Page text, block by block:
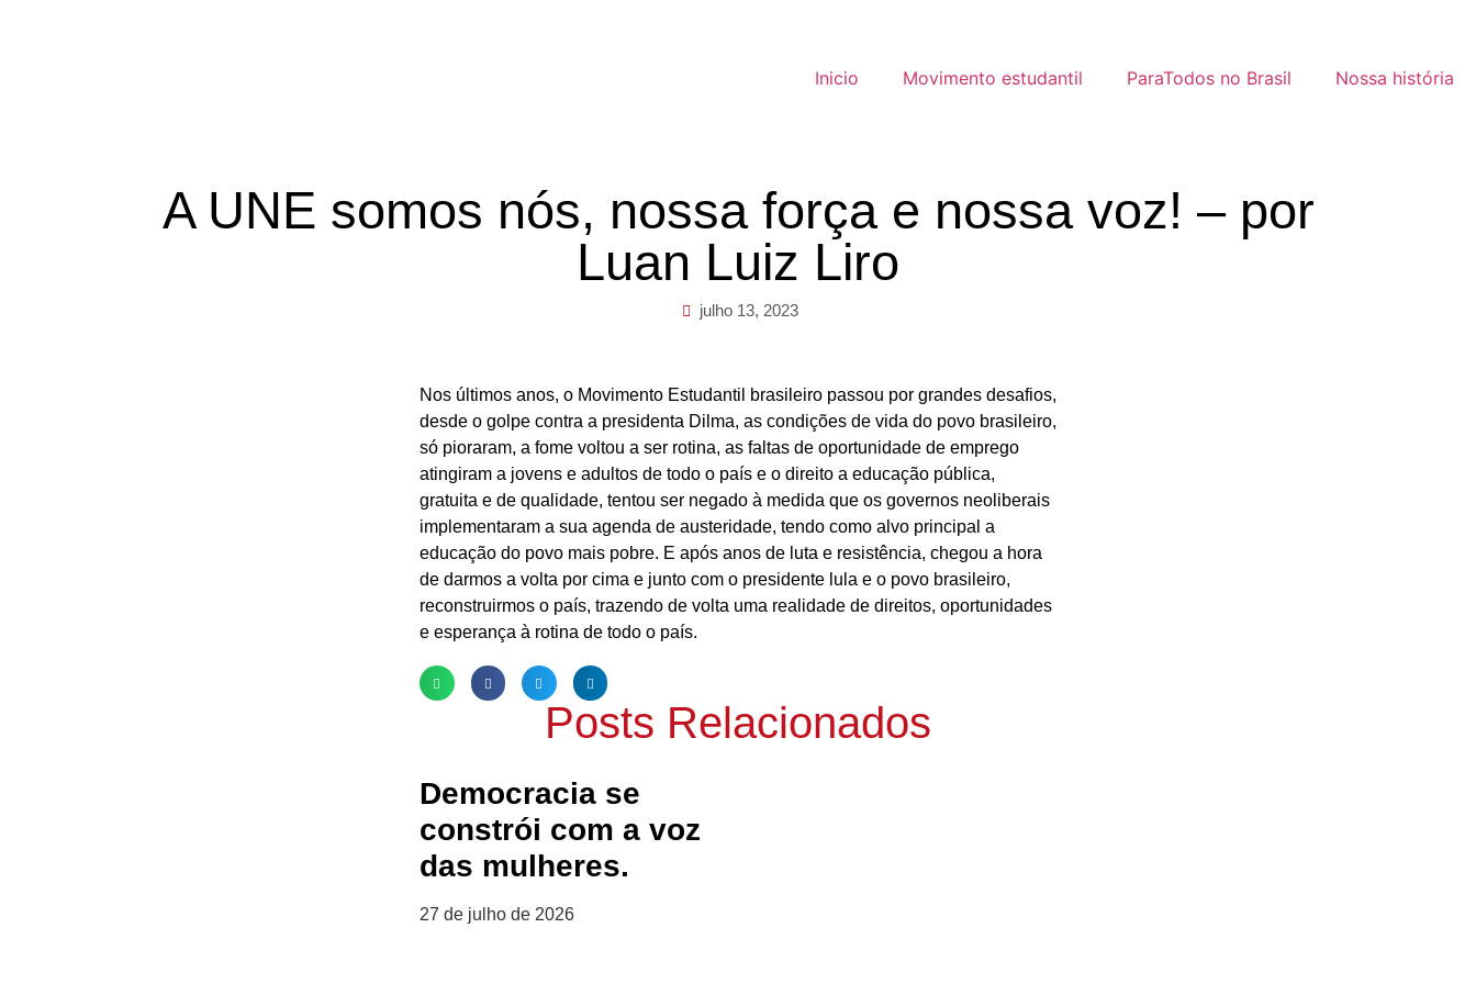
Inicio Movimento estudantil ParaTodos no Brasil Nossa história
A UNE somos nós, nossa força e nossa voz! – por
Luan Luiz Liro
julho 13, 2023
Nos últimos anos, o Movimento Estudantil brasileiro passou por grandes desafios,
desde o golpe contra a presidenta Dilma, as condições de vida do povo brasileiro,
só pioraram, a fome voltou a ser rotina, as faltas de oportunidade de emprego
atingiram a jovens e adultos de todo o país e o direito a educação pública,
gratuita e de qualidade, tentou ser negado à medida que os governos neoliberais
implementaram a sua agenda de austeridade, tendo como alvo principal a
educação do povo mais pobre. E após anos de luta e resistência, chegou a hora
de darmos a volta por cima e junto com o presidente lula e o povo brasileiro,
reconstruirmos o país, trazendo de volta uma realidade de direitos, oportunidades
e esperança à rotina de todo o país.
Posts Relacionados
Democracia se
constrói com a voz
das mulheres.
27 de julho de 2026